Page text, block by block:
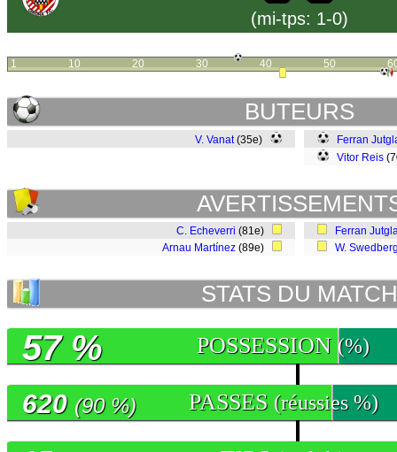
(mi-tps: 1-0)
1 10 20 30 40 50
BUTEURS
V. Vanat(35e)
Ferran
Vitor Reis
C. Echeverri (81e)
Arnau Martínez (89e)
Ferran
W.
STATS DU MATCH
POSSESSION (%)
57 %
PASSES (réussies %)
620 (90 %)